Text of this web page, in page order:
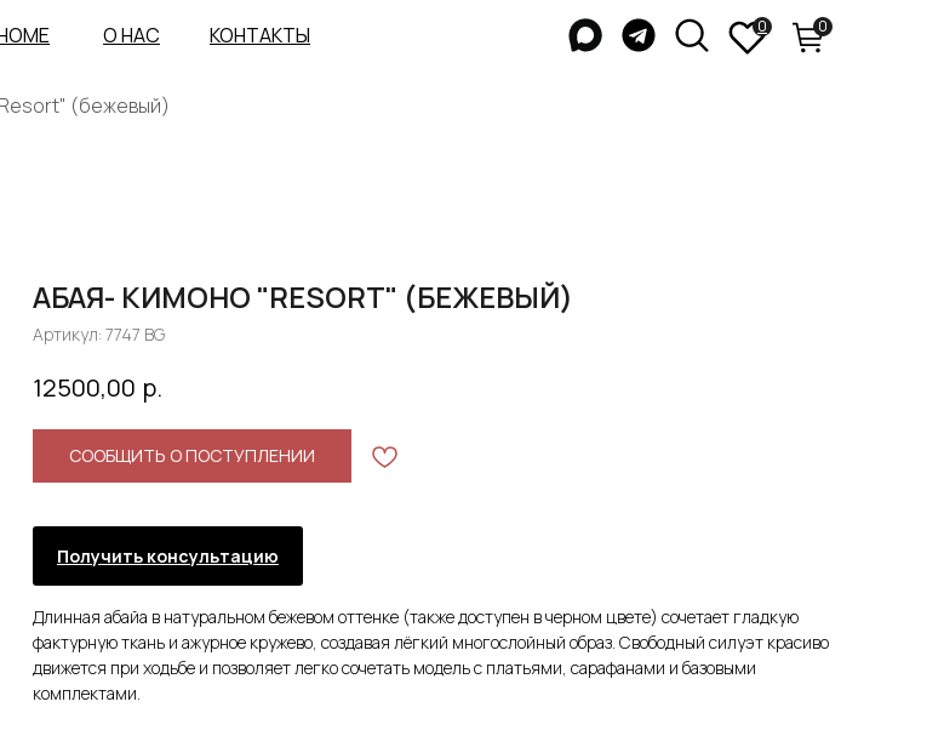
КОНТАКТЫ
О НАС 0
0
(бежевый)
АБАЯ- КИМОНО "RESORT" (БЕЖЕВЫЙ)
Артикул: 7747 BG
12500,00 р.
СООБЩИТЬ О ПОСТУПЛЕНИИ
Получить консультацию
Длинная абайа в натуральном бежевом оттенке (также доступен в черном цвете) сочетает гладкую
фактурную ткань и ажурное кружево, создавая лёгкий многослойный образ. Свободный силуэт красиво
движется при ходьбе и позволяет легко сочетать модель с платьями, сарафанами и базовыми
комплектами.